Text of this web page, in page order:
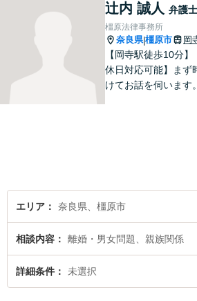
決策を提案し続けま
しくお願いします。
辻内 誠人 弁護士
橿原法律事務所
奈良県|橿原市 岡
【岡寺駅徒歩10分】
休日対応可能】まず
けてお話を伺います
エリア 奈良県、橿原市
相談内容 離婚・男女問題、親族関係
詳細条件 未選択